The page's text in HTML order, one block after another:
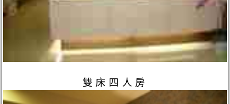
雙床四人房